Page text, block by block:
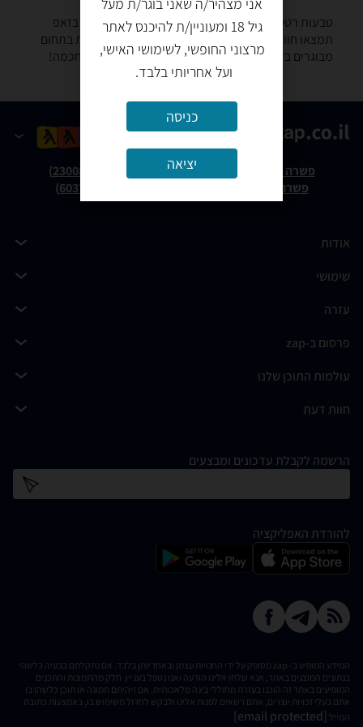
טבעות רטט -נמצאו 0 מוצרים. מחפש טבעת רטט? רק בזאפ
תמצאו חוות דעת, השוואת מחירים ביותר מאלף חנויות בתחום
מבוגרים בלבד וכל המידע הנחוץ עבור קבלת החלטה חכמה!
פשרה בת"צ אבנצ'יק נ' זאפ גרופ (ת"צ 23008-08-20)
פשרה בת"צ כהנים נ' זאפ גרופ (ת"צ 60371-12-19)
אודות
שימושי
עזרה
פרסום ב-zap
עולמות התוכן שלנו
חוות דעת
הרשמה לקבלת עדכונים ומבצעים
להורדת האפליקציה
המידע המופיע ב- zap מסופק על ידי החנויות עצמן ובאחריותן בלבד. אם נתקלתם בבעיה כלשהי
בנתונים המוצגים באתר, אנא שלחו אלינו הודעה ואנו נטפל בעניין. חלק מהתמונות והתכנים
המופיעים באתר זה הוכנו בעזרת מחוללי בינה מלאכותית. אם זיהיתם תמונה או תוכן כלשהו בו
אתם בעלי זכויות יוצרים, אתם רשאים לפנות אלינו ולבקש לחדול משימוש בו, באמצעות כתובת
המייל [email protected]
גיל 18 ומעוניין/ת להיכנס לאתר
מרצוני החופשי, לשימושי האישי,
ועל אחריותי בלבד.
יציאה
כניסה